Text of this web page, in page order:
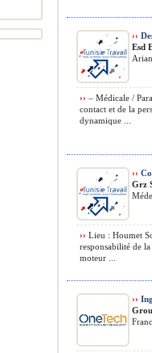
››
Esd
›› – Médicale /
contact et de la
dynamique ...
››
Grz
›› Lieu : Houmet
responsabilité de
moteur ...
››